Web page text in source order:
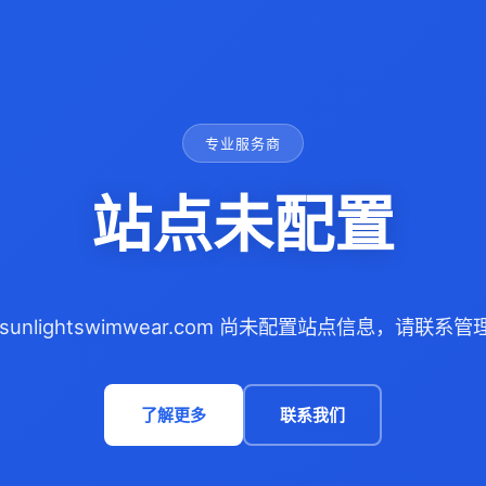
专业服务商
站点未配置
尚未配置站点信息，请联系管
了解更多 联系我们